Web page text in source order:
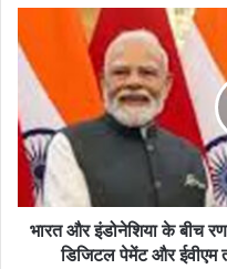
श्री संतोष चाको (बिजनेस स्ट्रेटजी
श्री राजीव श्रीवास्तव (जोनल
श्री अमित कुमार साहा (रीजनल
भारत और इंडोनेशिया के बीच
डिजिटल पेमेंट और ईवीएम